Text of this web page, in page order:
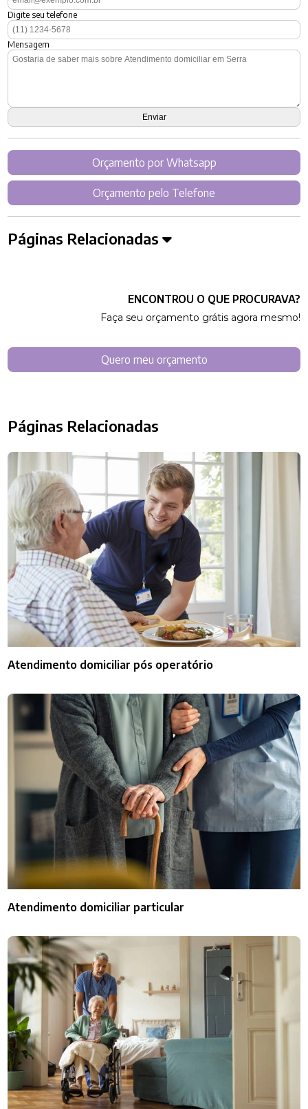
Digite seu telefone
Mensagem
Orçamento por Whatsapp
Orçamento pelo Telefone
Páginas Relacionadas
ENCONTROU O QUE PROCURAVA?
Faça seu orçamento grátis agora mesmo!
Quero meu orçamento
Páginas Relacionadas
Atendimento domiciliar pós operatório
Atendimento domiciliar particular